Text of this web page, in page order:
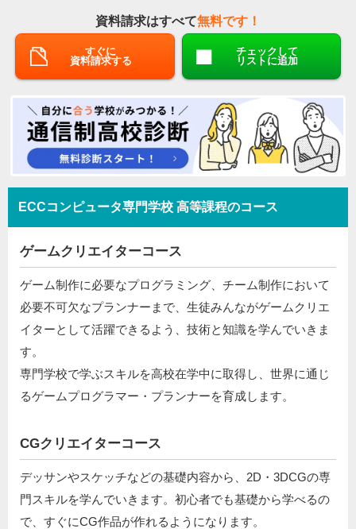
資料請求はすべて無料です！
すぐに
資料請求する
チェックして
リストに追加
ECCコンピュータ専門学校 高等課程のコース
ゲームクリエイターコース
ゲーム制作に必要なプログラミング、チーム制作において
必要不可欠なプランナーまで、生徒みんながゲームクリエ
イターとして活躍できるよう、技術と知識を学んでいきま
す。
専門学校で学ぶスキルを高校在学中に取得し、世界に通じ
るゲームプログラマー・プランナーを育成します。
CGクリエイターコース
デッサンやスケッチなどの基礎内容から、2D・3DCGの専
門スキルを学んでいきます。初心者でも基礎から学べるの
で、すぐにCG作品が作れるようになります。